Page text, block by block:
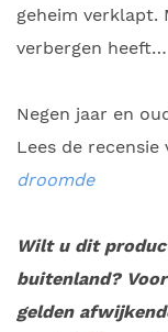
geheim verklapt.
verbergen heeft…
Negen jaar en
Lees de recensie
droomde
Wilt u dit
buitenland?
gelden